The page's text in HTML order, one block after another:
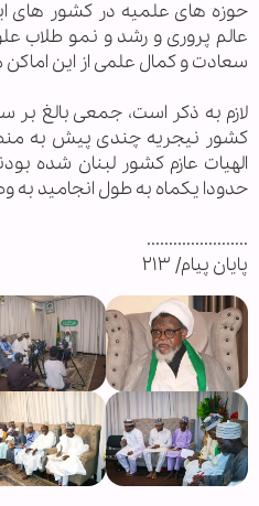
حوزه های علمیه در کشور های
عالم پروری و رشد و نمو طلاب
سعادت و کمال علمی از این
لازم به ذکر است، جمعی بالغ بر
کشور نیجریه چندی پیش به
الهیات عازم کشور لبنان شده
حدودا یکماه به طول انجامید به
.......................
پايان پيام/ ۲۱۳